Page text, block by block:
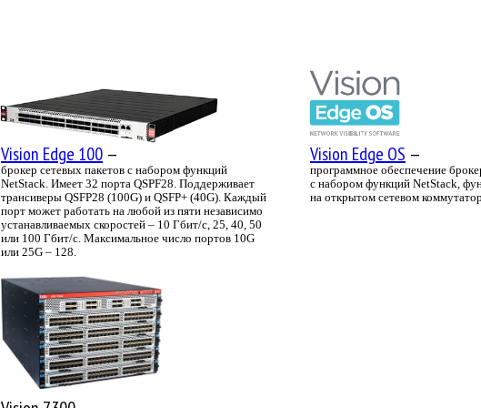
Vision Edge 100 —
брокер сетевых пакетов с набором функций
NetStack. Имеет 32 порта QSPF28. Поддерживает
трансиверы QSFP28 (100G) и QSFP+ (40G). Каждый
порт может работать на любой из пяти независимо
устанавливаемых скоростей – 10 Гбит/с, 25, 40, 50
или 100 Гбит/с. Максимальное число портов 10G
или 25G – 128.
Vision Edge OS —
программное обеспечение
с набором функций NetStack,
на открытом сетевом